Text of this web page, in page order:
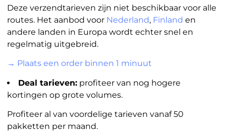
Deze verzendtarieven zijn niet beschikbaar voor alle
routes. Het aanbod voor Nederland, Finland en
andere landen in Europa wordt echter snel en
regelmatig uitgebreid.
→ Plaats een order binnen 1 minuut
Deal tarieven:profiteer van nog hogere
kortingen op grote volumes.
Profiteer al van voordelige tarieven vanaf 50
pakketten per maand.